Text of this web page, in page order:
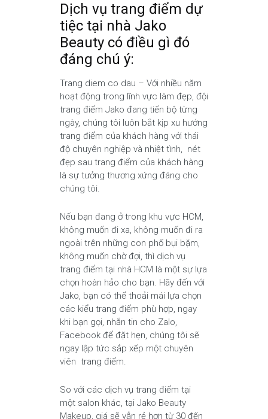
Dịch vụ trang điểm dự
tiệc tại nhà Jako
Beauty có điều gì đó
đáng chú ý:
Trang diem co dau – Với nhiều năm
hoạt động trong lĩnh vực làm đẹp, đội
trang điểm Jako đang tiến bộ từng
ngày, chúng tôi luôn bắt kịp xu hướng
trang điểm của khách hàng với thái
độ chuyên nghiệp và nhiệt tình, nét
đẹp sau trang điểm của khách hàng
là sự tưởng thương xứng đáng cho
chúng tôi.
Nếu bạn đang ở trong khu vực HCM,
không muốn đi xa, không muốn đi ra
ngoài trên những con phố bụi bặm,
không muốn chờ đợi, thì dịch vụ
trang điểm tại nhà HCM là một sự lựa
chọn hoàn hảo cho bạn. Hãy đến với
Jako, bạn có thể thoải mái lựa chọn
các kiểu trang điểm phù hợp, ngay
khi bạn gọi, nhắn tin cho Zalo,
Facebook để đặt hẹn, chúng tôi sẽ
ngay lập tức sắp xếp một chuyên
viên trang điểm.
So với các dịch vụ trang điểm tại
một salon khác, tại Jako Beauty
Makeup, giá sẽ vẫn rẻ hơn từ 30 đến